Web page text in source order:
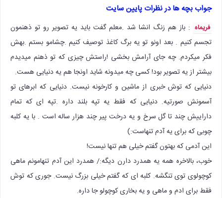
جواب بچه ها در نظرات پایین سایت
فریماه : باز هم زنگ انشا شد .معلم گفت باید یه تصویر رو تو ذهنمون
تجسم کنیم . بعد اونو تو یه برگ کاغذ توصیف کنیم .چشامو بستم .بهش
فکر میکردم. چه جای آرامش بخشی !راستش چیزی که تو ذهنم میدیدم
بیشتر از یه تصویر بود! کسی چه میدونه شاید اونجا هم یه دنیایی هست.
دنیایی که توش خبری از ماشین و کارخونه نیست. دنیایی که ابرهای تو
آسمونش صورتیه. دنیایی که فقط یه تپه بلند داره .تپه ای که تمام
داراییش چند تا گل سرخ و یه درخت پیر چند هزار ساله است . با یه کلبه
چوبی که برای یه آدم تنهاست:)
این آدمی که بهتون گفتم خیلی هم تنها نیست!
خوب، بالاخره همه یه همدرد دارن دیگه:/ همدرد این آدم تنهامونم ماهی
کوچولوی توی تنگشه. کلبه ای که گفتم خیلی بزرگ نیست. جوری که توش
فقط برای ادم و ماهی و یه بخاری کوچولو جا داره.